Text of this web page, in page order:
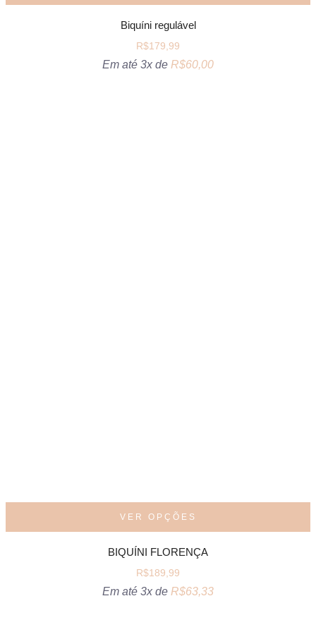
Biquíni regulável
R$179,99
Em até 3x de R$60,00
VER OPÇÕES
BIQUÍNI FLORENÇA
R$189,99
Em até 3x de R$63,33